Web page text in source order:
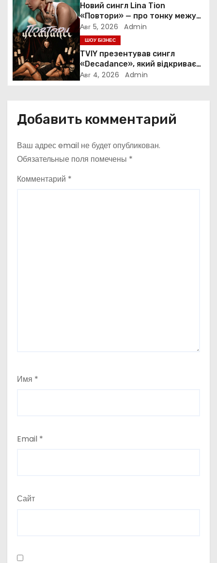
з
а
п
и
я
Новий сингл Lina Tion
«Повтори» — про тонку межу
між коханням, залежністю та
нав’язливою прив’язаністю
Авг 5, 2026 Admin
ШОУ БІЗНЕС
TVIY презентував сингл
«Decadance», який відкриває
нову сторінку українського
Авг 4, 2026 Admin
Добавить комментарий
Ваш адрес email не будет опубликован.
Обязательные поля помечены *
Комментарий *
Имя *
Email *
Сайт